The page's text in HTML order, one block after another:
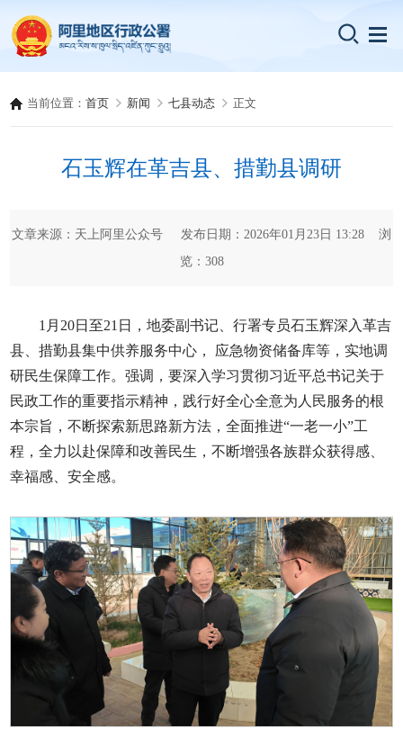
当前位置：首页 新闻 七县动态 正文
石玉辉在革吉县、措勤县调研
文章来源：天上阿里公众号 发布日期：2026年01月23日 13:28 浏
览： 308
1月20日至21日，地委副书记、行署专员石玉辉深入革吉
县、措勤县集中供养服务中心， 应急物资储备库等，实地调
研民生保障工作。强调，要深入学习贯彻习近平总书记关于
民政工作的重要指示精神，践行好全心全意为人民服务的根
本宗旨，不断探索新思路新方法，全面推进“一老一小”工
程，全力以赴保障和改善民生，不断增强各族群众获得感、
幸福感、安全感。